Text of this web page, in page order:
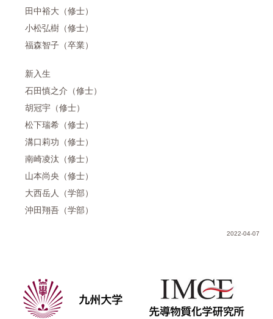
田中裕大（修士）
小松弘樹（修士）
福森智子（卒業）
新入生
石田慎之介（修士）
胡冠宇（修士）
松下瑞希（修士）
溝口莉功（修士）
南崎凌汰（修士）
山本尚央（修士）
大西岳人（学部）
沖田翔吾（学部）
2022-04-07